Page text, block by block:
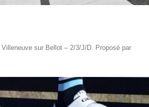
Villeneuve sur Bellot – 2/3/J/D. Proposé par